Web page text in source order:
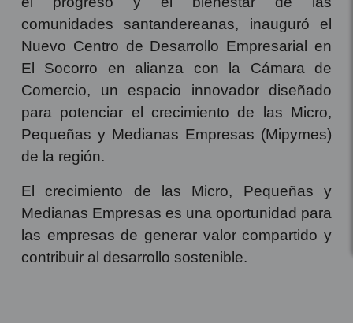
comunidades santandereanas, inauguró el
Nuevo Centro de Desarrollo Empresarial en
El Socorro en alianza con la Cámara de
Comercio, un espacio innovador diseñado
para potenciar el crecimiento de las Micro,
Pequeñas y Medianas Empresas (Mipymes)
de la región.
El crecimiento de las Micro, Pequeñas y
Medianas Empresas es una oportunidad para
las empresas de generar valor compartido y
contribuir al desarrollo sostenible.